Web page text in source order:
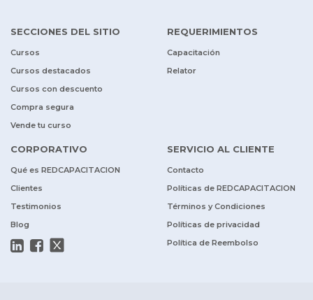
SECCIONES DEL SITIO
Cursos
Cursos destacados
Cursos con descuento
Compra segura
Vende tu curso
REQUERIMIENTOS
Capacitación
Relator
CORPORATIVO
Qué es REDCAPACITACION
Clientes
Testimonios
Blog
SERVICIO AL CLIENTE
Contacto
Políticas de REDCAPACITACION
Términos y Condiciones
Políticas de privacidad
Política de Reembolso